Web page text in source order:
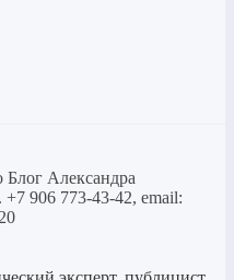
Блог Александра
906 773-43-42, email: